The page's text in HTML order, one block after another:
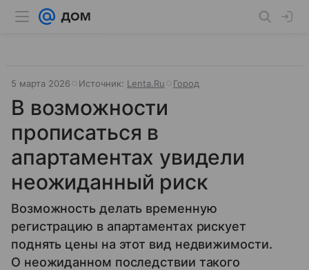
5 марта 2026 Источник: Lenta.Ru Город
В возможности
прописаться в
апартаментах увидели
неожиданный риск
Возможность делать временную
регистрацию в апартаментах рискует
поднять цены на этот вид недвижимости.
О неожиданном последствии такого